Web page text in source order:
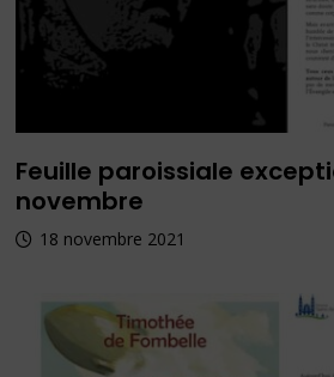
Feuille paroissiale
novembre
18 novembre 2021